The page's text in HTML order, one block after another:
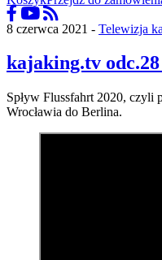
8 czerwca 2021 - Telewizja
kajaking.tv odc.28
Spływ Flussfahrt 2020, czyli
Wrocławia do Berlina.